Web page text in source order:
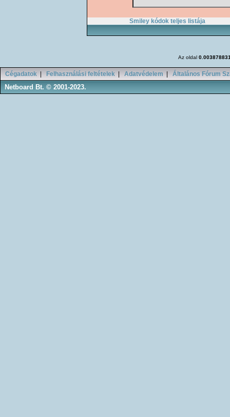
Smiley kódok teljes listája
Az oldal
Cégadatok Felhasználási feltételek Adatvédelem Általános Fórum
Netboard Bt. © 2001-2023.